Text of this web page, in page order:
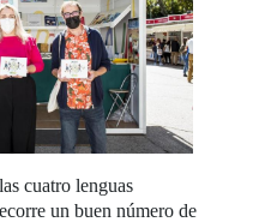
cuatro lenguas
un buen número de